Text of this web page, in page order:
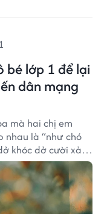
bé lớp 1 để lại
dân mạng
mà hai chị em
nhau là “như chó
khóc dở cười xảy